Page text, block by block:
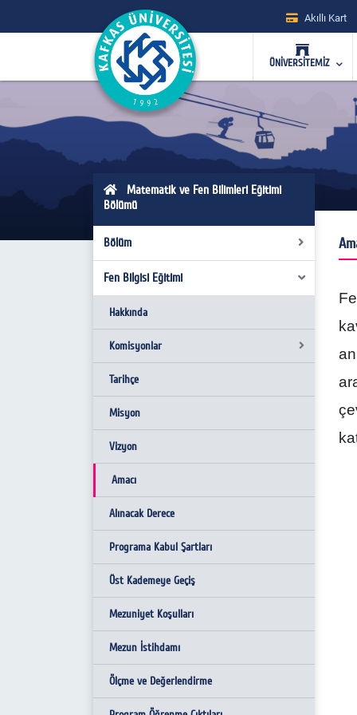
Akıllı Kart
ÜNİVERSİTEMİZ
Matematik ve Fen Bilimleri Eğitimi
Bölümü
Bölüm
Misyon ve Vizyon
Kurul Kararları
Hakkında
Tarihçe
Amacı
Fen Bilgisi Eğitimi
Hakkında
Komisyonlar
Strateji ve Akademik Birim Kalite
Komisyonu
Eğitim-Öğretim Komisyonu
Erasmus Birim Koordinatörleri
Akademik Kalite Komisyonu
Sosyal, Sportif, Kültürel ve Sanatsal
Faaliyetler Komisyonu
Muafiyet, İntibak ve Yatay Geçiş
Komisyonu
Tarihçe
Misyon
Vizyon
Amacı
Alınacak Derece
Programa Kabul Şartları
Üst Kademeye Geçiş
Mezuniyet Koşulları
Mezun İstihdamı
Ölçme ve Değerlendirme